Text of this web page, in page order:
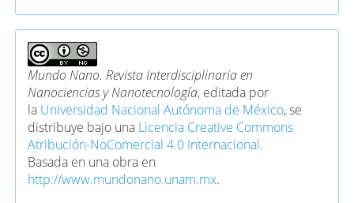
Mundo Nano. Revista Interdisciplinaria en
Nanociencias y Nanotecnología, editada por
la Universidad Nacional Autónoma de México, se
distribuye bajo una Licencia Creative Commons
Atribución-NoComercial 4.0 Internacional.
Basada en una obra en
http://www.mundonano.unam.mx.